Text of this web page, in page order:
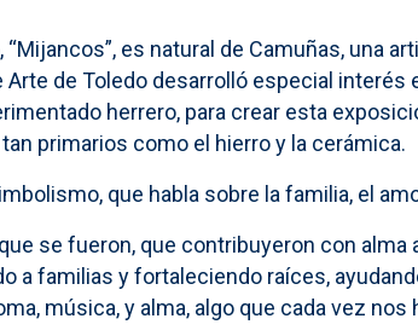
“Mijancos”, es natural de Camuñas,
de Toledo desarrolló especial
herrero, para crear esta
primarios como el hierro y la cerámica.
que habla sobre la familia, el
se fueron, que contribuyeron con
a familias y fortaleciendo raíces,
música, y alma, algo que cada vez nos